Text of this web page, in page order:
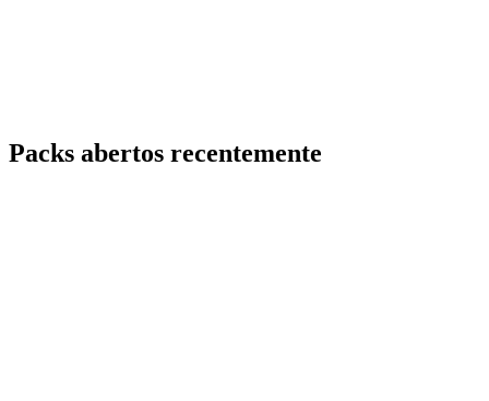
Packs abertos recentemente